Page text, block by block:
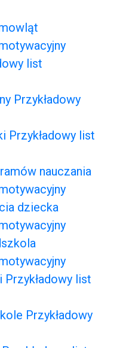
list
Przykładowy
Przykładowy list
nauczania
dziecka
list
Przykładowy